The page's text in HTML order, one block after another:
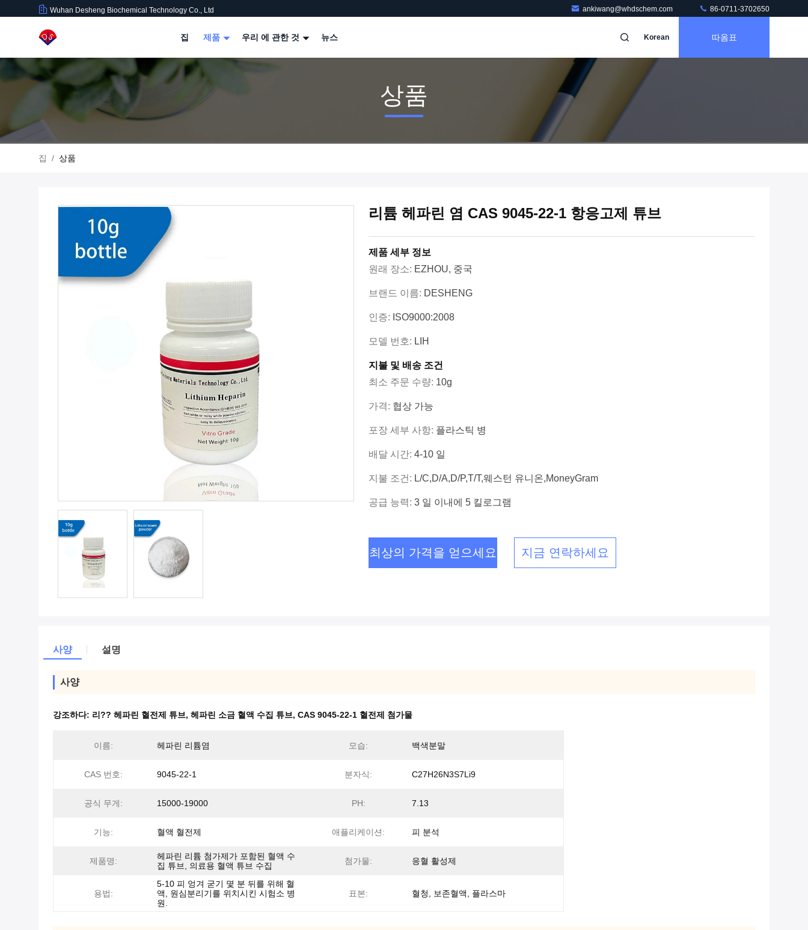
Wuhan Desheng Biochemical Technology Co., Ltd ankiwang@whdschem.com 86-0711-3702650
집 제품 우리 에 관한 것 뉴스 Korean 따옴표
상품
집 / 상품
리튬 헤파린 염 CAS 9045-22-1 항응고제 튜브
제품 세부 정보
원래 장소: EZHOU, 중국
브랜드 이름: DESHENG
인증: ISO9000:2008
모델 번호: LIH
지불 및 배송 조건
최소 주문 수량: 10g
가격: 협상 가능
포장 세부 사항: 플라스틱 병
배달 시간: 4-10 일
지불 조건: L/C,D/A,D/P,T/T,웨스턴 유니온,MoneyGram
공급 능력: 3 일 이내에 5 킬로그램
최상의 가격을 얻으세요 지금 연락하세요
사양 설명
사양
강조하다: 리?? 헤파린 혈전제 튜브, 헤파린 소금 혈액 수집 튜브, CAS 9045-22-1 혈전제 첨가물
이름: 헤파린 리튬염 모습: 백색분말
CAS 번호: 9045-22-1 분자식: C27H26N3S7Li9
공식 무게: 15000-19000 PH: 7.13
기능: 혈액 혈전제 애플리케이션: 피 분석
제품명:
헤파린 리튬 첨가제가 포함된 혈액 수
집 튜브, 의료용 혈액 튜브 수집
첨가물: 응혈 활성제
용법:
5-10 피 엉겨 굳기 몇 분 뒤를 위해 혈
액, 원심분리기를 위치시킨 시험소 병
원.
표본: 혈청, 보존혈액, 플라스마